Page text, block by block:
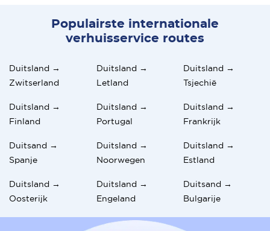
Populairste internationale
verhuisservice routes
Duitsland →
Zwitserland
Duitsland →
Letland
Duitsland →
Tsjechië
Duitsland →
Finland
Duitsland →
Portugal
Duitsland →
Frankrijk
Duitsand →
Spanje
Duitsland →
Noorwegen
Duitsland →
Estland
Duitsland →
Oosterijk
Duitsland →
Engeland
Duitsand →
Bulgarije